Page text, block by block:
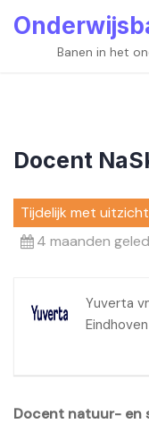
Banen in het
Docent
Tijdelijk met
4 maanden
Yuverta
Eindhoven
Docent natuur- en